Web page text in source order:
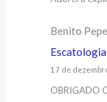
Benito Pepe
17 de
OBRIGADO